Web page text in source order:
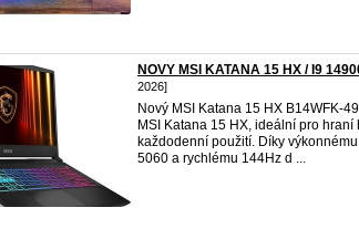
NOVY MSI KATANA 15 HX / I9
2026]
Nový MSI Katana 15 HX B14WFK-
MSI Katana 15 HX, ideální pro
každodenní použití. Díky
5060 a rychlému 144Hz d ...